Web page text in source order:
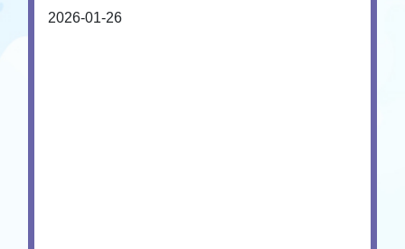
2026-01-26